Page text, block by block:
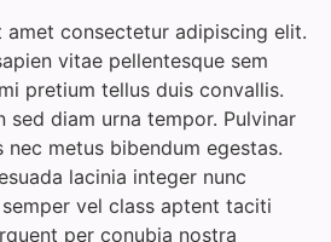
consectetur adipiscing elit.
vitae pellentesque sem
pretium tellus duis convallis.
sed diam urna tempor. Pulvinar
metus bibendum egestas.
lacinia integer nunc
vel class aptent taciti
per conubia nostra